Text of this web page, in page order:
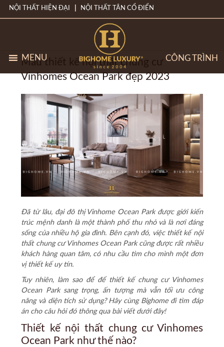
NỘI THẤT HIỆN ĐẠI NỘI THẤT TÂN CỔ ĐIỂN
MENU CÔNG TRÌNH
Mẫu thiết kế nội thất chung cư
Vinhomes Ocean Park đẹp 2023
Đã từ lâu, đại đô thị Vinhome Ocean Park được giới kiến
trúc mệnh danh là một thành phố thu nhỏ và là nơi đáng
sống của nhiều hộ gia đình. Bên cạnh đó, việcthiết kế nội
thất chung cư Vinhomes Ocean Parkcũng được rất nhiều
khách hàng quan tâm, có nhu cầu tìm cho mình một đơn
vị thiết kế uy tín.
Tuy nhiên, làm sao để để thiết kế chung cư Vinhomes
Ocean Park sang trọng, ấn tượng mà vẫn tối ưu công
năng và diện tích sử dụng? Hãy cùng Bighome đi tìm đáp
án cho câu hỏi đó thông qua bài viết dưới đây!
Thiết kế nội thất chung cư Vinhomes
Ocean Park như thế nào?